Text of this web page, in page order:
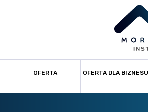
OFERTA OFERTA DLA BIZNESU